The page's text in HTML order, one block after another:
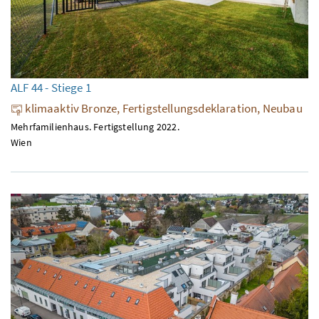
ALF 44 - Stiege 1
klimaaktiv Bronze, Fertigstellungsdeklaration, Neubau
Mehrfamilienhaus. Fertigstellung 2022.
Wien